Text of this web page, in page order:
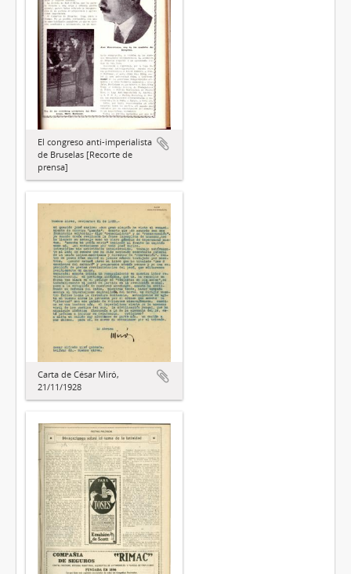
El congreso anti-imperialista
de Bruselas [Recorte de
prensa]
Carta de César Miró,
21/11/1928